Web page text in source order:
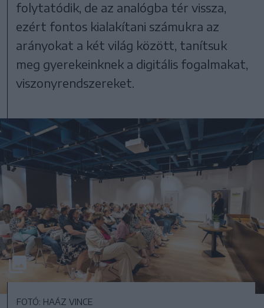
folytatódik, de az analógba tér vissza,
ezért fontos kialakítani számukra az
arányokat a két világ között, tanítsuk
meg gyerekeinknek a digitális fogalmakat,
viszonyrendszereket.
FOTÓ: HAÁZ VINCE